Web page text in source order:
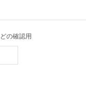
の確認用